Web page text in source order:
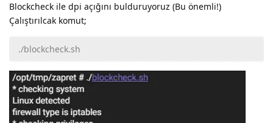
Blockcheck ile dpi açığını bulduruyoruz (Bu önemli!)
Çalıştırılcak komut;
./blockcheck.sh